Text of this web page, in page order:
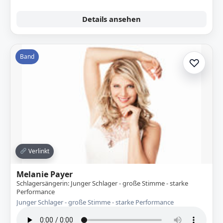
Details ansehen
Band
Verlinkt
♡Zur
Melanie Payer
Schlagersängerin: Junger Schlager - große Stimme - starke
Performance
Junger Schlager - große Stimme - starke Performance